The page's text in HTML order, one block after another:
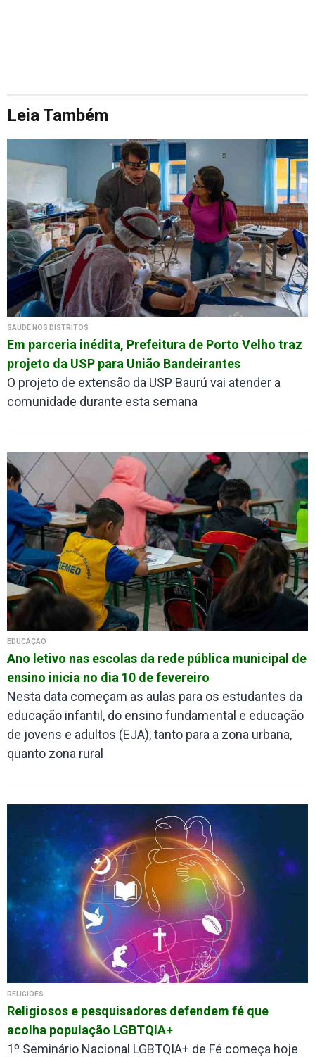
Leia Também
SAÚDE NOS DISTRITOS
Em parceria inédita, Prefeitura de Porto Velho traz
projeto da USP para União Bandeirantes
O projeto de extensão da USP Baurú vai atender a
comunidade durante esta semana
EDUCAÇÃO
Ano letivo nas escolas da rede pública municipal de
ensino inicia no dia 10 de fevereiro
Nesta data começam as aulas para os estudantes da
educação infantil, do ensino fundamental e educação
de jovens e adultos (EJA), tanto para a zona urbana,
quanto zona rural
RELIGIÕES
Religiosos e pesquisadores defendem fé que
acolha população LGBTQIA+
1º Seminário Nacional LGBTQIA+ de Fé começa hoje